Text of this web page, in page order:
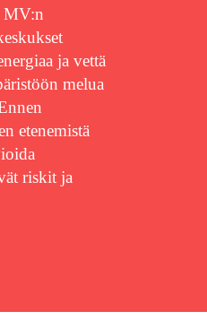
MV:n
ja vettä
melua
etenemistä
riskit ja